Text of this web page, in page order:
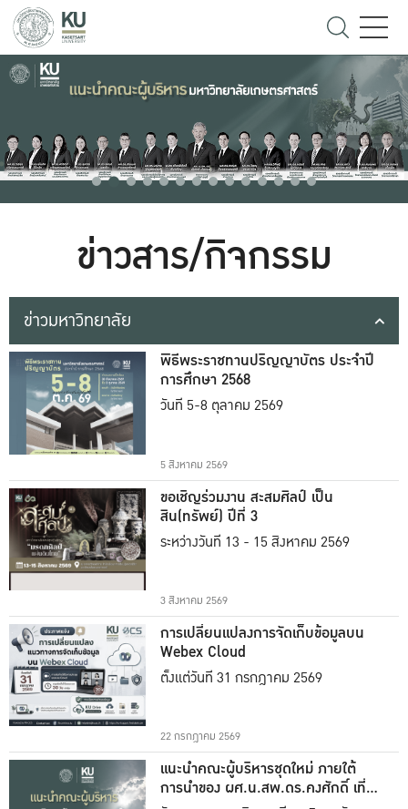
ข่าวสาร/กิจกรรม
ข่าวมหาวิทยาลัย
พิธีพระราชทานปริญญาบัตร ประจำปี
การศึกษา 2568
วันที่ 5-8 ตุลาคม 2569
5 สิงหาคม 2569
ขอเชิญร่วมงาน สะสมศิลป์ เป็น
สิน(ทรัพย์) ปีที่ 3
ระหว่างวันที่ 13 - 15 สิงหาคม 2569
3 สิงหาคม 2569
การเปลี่ยนแปลงการจัดเก็บข้อมูลบน
Webex Cloud
ตั้งแต่วันที่ 31 กรกฎาคม 2569
22 กรกฎาคม 2569
แนะนำคณะผู้บริหารชุดใหม่ ภายใต้
การนำของ ผศ.น.สพ.ดร.คงศักดิ์ เที่ยง